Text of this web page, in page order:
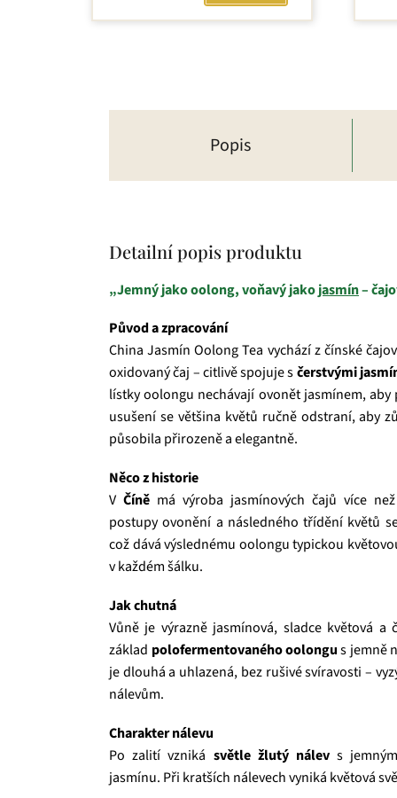
Popis
Detailní popis produktu
„Jemný jako oolong, voňavý jakojasmín–
Původ a zpracování
China Jasmín Oolong Tea vychází z čínské
oxidovaný čaj – citlivě spojuje sčerstvými
lístky oolongu nechávají ovonět jasmínem,
usušení se většina květů ručně odstraní, aby
působila přirozeně a elegantně.
Něco z historie
V Číně má výroba jasmínových čajů více
postupy ovonění a následného třídění květů
což dává výslednému oolongu typickou
v každém šálku.
Jak chutná
Vůně je výrazně jasmínová, sladce květová
základ polofermentovaného oolongus jemně
je dlouhá a uhlazená, bez rušivé svíravosti –
nálevům.
Charakter nálevu
Po zalití vzniká světle žlutý nálevs
jasmínu. Při kratších nálevech vyniká květová